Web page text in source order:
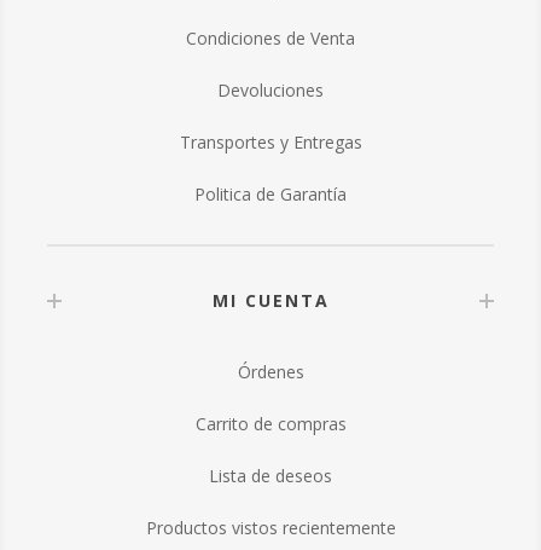
Condiciones de Venta
Devoluciones
Transportes y Entregas
Politica de Garantía
MI CUENTA
Órdenes
Carrito de compras
Lista de deseos
Productos vistos recientemente